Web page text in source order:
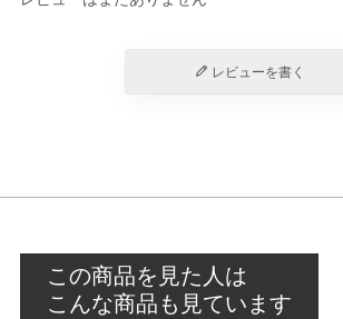
レビューを書く
この商品を見た人は
こんな商品も見ています